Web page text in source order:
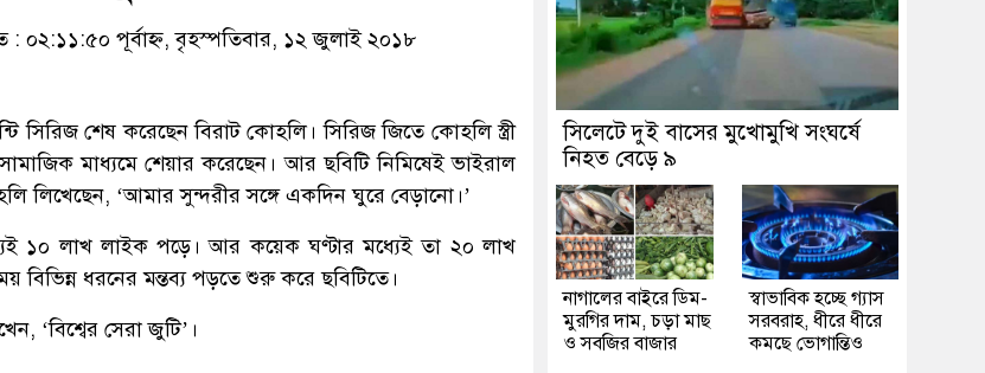
: ০২:১১:৫০ পূর্বাহ্ন, বৃহস্পতিবার, ১২ জুলাই ২০১৮
সিরিজ শেষ করেছেন বিরাট কোহলি। সিরিজ জিতে কোহলি স্ত্রী
মাধ্যমে শেয়ার করেছেন। আর ছবিটি নিমিষেই ভাইরাল
লিখেছেন, ‘আমার সুন্দরীর সঙ্গে একদিন ঘুরে বেড়ানো।’
১০ লাখ লাইক পড়ে। আর কয়েক ঘণ্টার মধ্যেই তা ২০ লাখ
বিভিন্ন ধরনের মন্তব্য পড়তে শুরু করে ছবিটিতে।
‘বিশ্বের সেরা জুটি’।
সিলেটে দুই বাসের মুখোমুখি সংঘর্ষে
নিহত বেড়ে ৯
নাগালের বাইরে ডিম-
মুরগির দাম, চড়া মাছ
ও সবজির বাজার
স্বাভাবিক হচ্ছে গ্যাস
সরবরাহ, ধীরে ধীরে
কমছে ভোগান্তিও